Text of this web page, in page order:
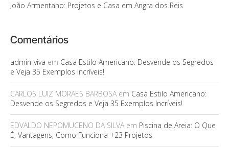
João Armentano: Projetos e Casa em Angra dos Reis
Comentários
admin-viva em Casa Estilo Americano: Desvende os Segredos
e Veja 35 Exemplos Incríveis!
CARLOS LUIZ MORAES BARBOSAem Casa Estilo Americano:
Desvende os Segredos e Veja 35 Exemplos Incríveis!
EDVALDO NEPOMUCENO DA SILVAem Piscina de Areia: O Que
É, Vantagens, Como Funciona +23 Projetos